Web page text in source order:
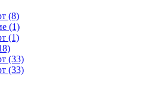
(8)
(1)
(1)
(33)
(33)